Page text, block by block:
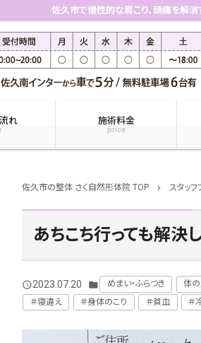
佐久市で慢性的な肩こり、頭痛を解
れ 施術料金
price
佐久市の整体 さく自然形体院 TOP chevron_right スタッフ
あちこち行っても解
query_builder2023.07.20 folder めまい・ふらつき 体
＃寝違え
＃身体のこり ＃貧血 ＃